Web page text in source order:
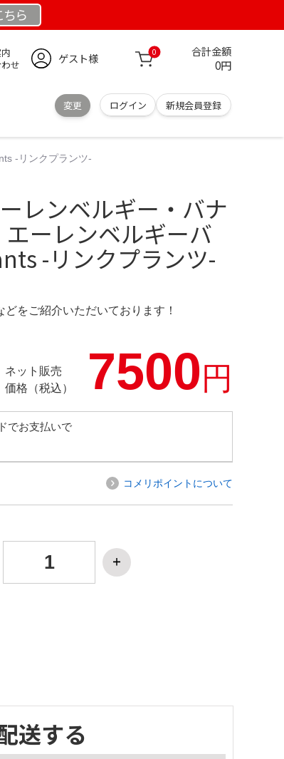
ちら
せ
ゲスト様 0 合計金額
0円
変更 ログイン 新規会員登録
-リンクプランツ-
レンベルギー・バナ
ーレンベルギーバ
-リンクプランツ-
をご紹介いただいております！
ネット販売
価格（税込）
7500円
でお支払いで
コメリポイントについて
送する